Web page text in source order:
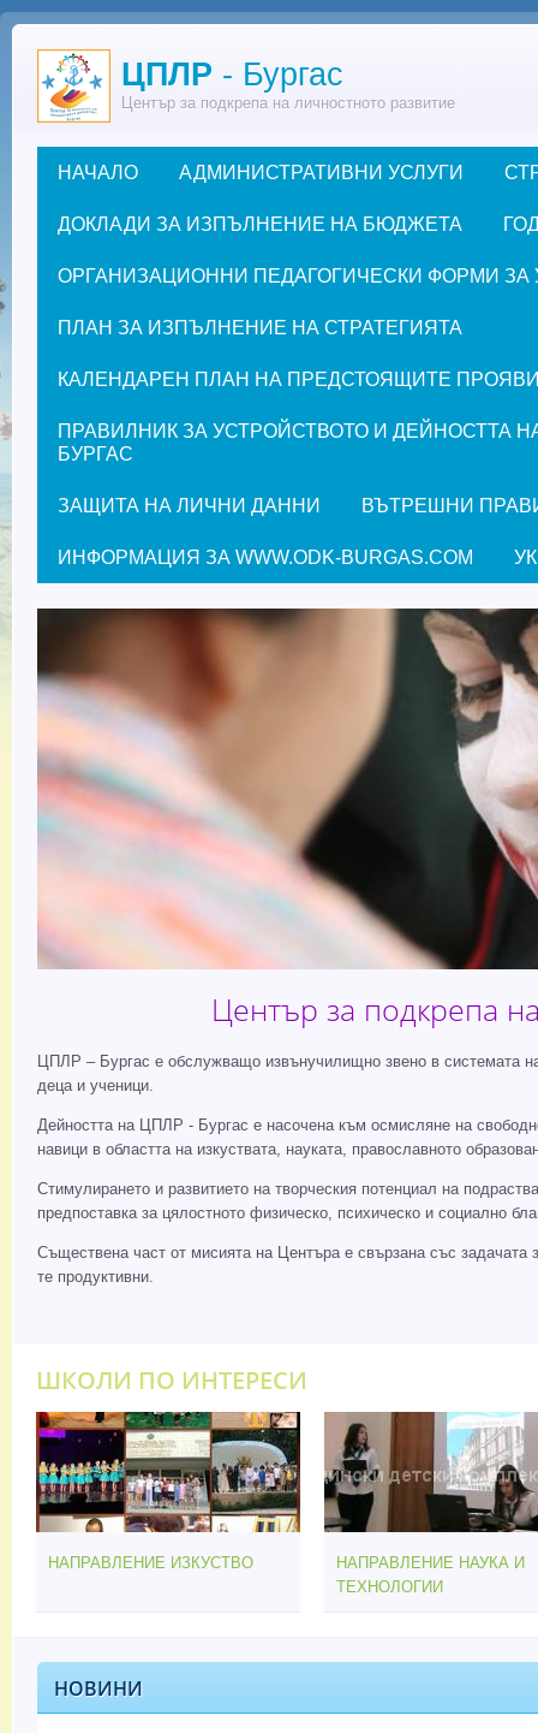
Премини към основното съдържание
ЦПЛР - Бургас
Център за подкрепа на личностното развитие
Основно меню
НАЧАЛО АДМИНИСТРАТИВНИ УСЛУГИ
ДОКЛАДИ ЗА ИЗПЪЛНЕНИЕ НА БЮДЖЕТА
ОРГАНИЗАЦИОННИ ПЕДАГОГИЧЕСКИ ФОРМИ ЗА
ПЛАН ЗА ИЗПЪЛНЕНИЕ НА СТРАТЕГИЯТА
КАЛЕНДАРЕН ПЛАН НА ПРЕДСТОЯЩИТЕ ПРОЯВИ
ПРАВИЛНИК ЗА УСТРОЙСТВОТО И ДЕЙНОСТТА
БУРГАС
ЗАЩИТА НА ЛИЧНИ ДАННИ ВЪТРЕШНИ
ИНФОРМАЦИЯ ЗА WWW.ODK-BURGAS.COM
Център за подкрепа
ЦПЛР – Бургас е обслужващо извънучилищно звено в системата
деца и ученици.
Дейността на ЦПЛР - Бургас е насочена към осмисляне на
навици в областта на изкуствата, науката, православното
Стимулирането и развитието на творческия потенциал на
предпоставка за цялостното физическо, психическо и социално
Съществена част от мисията на Центъра е свързана със задачата
те продуктивни.
ШКОЛИ ПО ИНТЕРЕСИ
НАПРАВЛЕНИЕ ИЗКУСТВО
НАПРАВЛЕНИЕ НАУКА И
ТЕХНОЛОГИИ
НОВИНИ